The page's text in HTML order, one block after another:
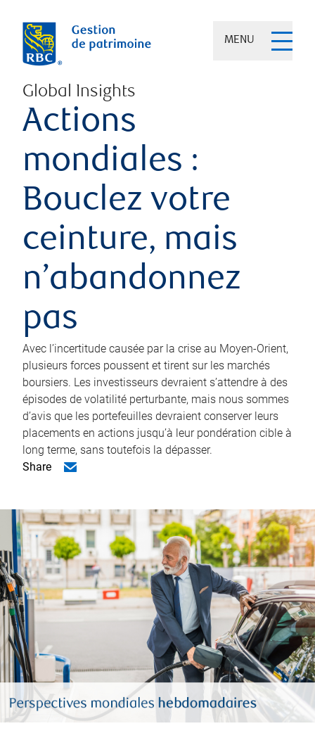
MENU
Global Insights
Actions
mondiales :
Bouclez votre
ceinture, mais
n’abandonnez
pas
Avec l’incertitude causée par la crise au Moyen-Orient,
plusieurs forces poussent et tirent sur les marchés
boursiers. Les investisseurs devraient s’attendre à des
épisodes de volatilité perturbante, mais nous sommes
d’avis que les portefeuilles devraient conserver leurs
placements en actions jusqu’à leur pondération cible à
long terme, sans toutefois la dépasser.
Share